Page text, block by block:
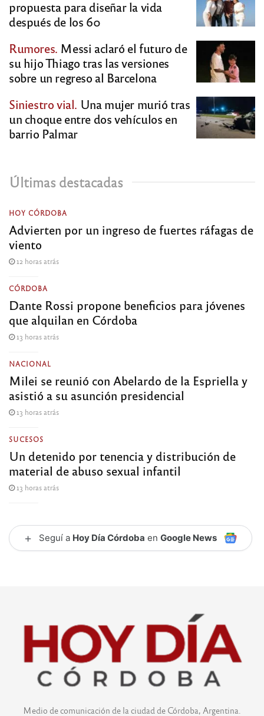
propuesta para diseñar la vida
después de los 60
Rumores. Messi aclaró el futuro de
su hijo Thiago tras las versiones
sobre un regreso al Barcelona
Siniestro vial. Una mujer murió tras
un choque entre dos vehículos en
barrio Palmar
Últimas destacadas
HOY CÓRDOBA
Advierten por un ingreso de fuertes ráfagas de
viento
12 horas atrás
CÓRDOBA
Dante Rossi propone beneficios para jóvenes
que alquilan en Córdoba
13 horas atrás
NACIONAL
Milei se reunió con Abelardo de la Espriella y
asistió a su asunción presidencial
13 horas atrás
SUCESOS
Un detenido por tenencia y distribución de
material de abuso sexual infantil
13 horas atrás
+ Seguí a Hoy Día Córdoba en Google News
Medio de comunicación de la ciudad de Córdoba, Argentina.